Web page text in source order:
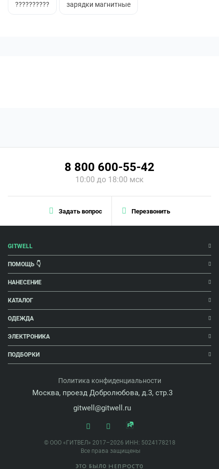
?????????? зарядки магнитные
Задать вопрос Перезвонить
8 800 600-55-42
10:00 до 18:00 мск
GITWELL
ПОМОЩЬ 👇
НАНЕСЕНИЕ
КАТАЛОГ
ОДЕЖДА
ЭЛЕКТРОНИКА
ПОДБОРКИ
Политика конфиденциальности
Москва, проезд Добролюбова, д.3, стр.3
gitwell@gitwell.ru
© ООО «ГИТВЕЛ» 2017–2026 ИНН: 5024178218
Все права защищены